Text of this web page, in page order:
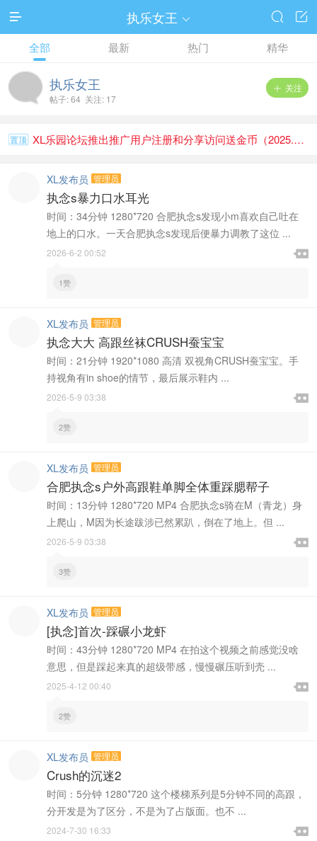
 执乐女王  

全部 最新 热门 精华
 关注
执乐女王
帖子: 64 关注: 17
置顶 XL乐园论坛推出推广用户注册和分享访问送金币（2025.1.1）
XL发布员 管理员
执念s暴力口水耳光
时间：34分钟 1280*720 合肥执念s发现小m喜欢自己吐在
地上的口水。一天合肥执念s发现后便暴力调教了这位 ...

2026-6-2 00:52 
1赞
XL发布员 管理员
执念大大 高跟丝袜CRUSH蚕宝宝
时间：21分钟 1920*1080 高清 双视角CRUSH蚕宝宝。手
持视角有in shoe的情节，最后展示鞋内 ...

2026-5-9 03:38 
2赞
XL发布员 管理员
合肥执念s户外高跟鞋单脚全体重踩腮帮子
时间：13分钟 1280*720 MP4 合肥执念s骑在M（青龙）身
上爬山，M因为长途跋涉已然累趴，倒在了地上。但 ...

2026-5-9 03:38 
3赞
XL发布员 管理员
[执念]首次-踩碾小龙虾
时间：43分钟 1280*720 MP4 在拍这个视频之前感觉没啥
意思，但是踩起来真的超级带感，慢慢碾压听到壳 ...

2025-4-12 00:40 
2赞
XL发布员 管理员
Crush的沉迷2
时间：5分钟 1280*720 这个楼梯系列是5分钟不同的高跟，
分开发是为了区分，不是为了占版面。也不 ...

2024-7-30 16:33 